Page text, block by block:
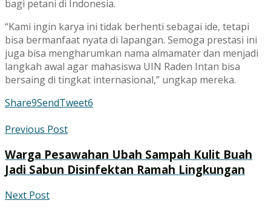
bagi petani di Indonesia.
“Kami ingin karya ini tidak berhenti sebagai ide, tetapi
bisa bermanfaat nyata di lapangan. Semoga prestasi ini
juga bisa mengharumkan nama almamater dan menjadi
langkah awal agar mahasiswa UIN Raden Intan bisa
bersaing di tingkat internasional,” ungkap mereka.
Share9SendTweet6
Previous Post
Warga Pesawahan Ubah Sampah Kulit Buah
Jadi Sabun Disinfektan Ramah Lingkungan
Next Post